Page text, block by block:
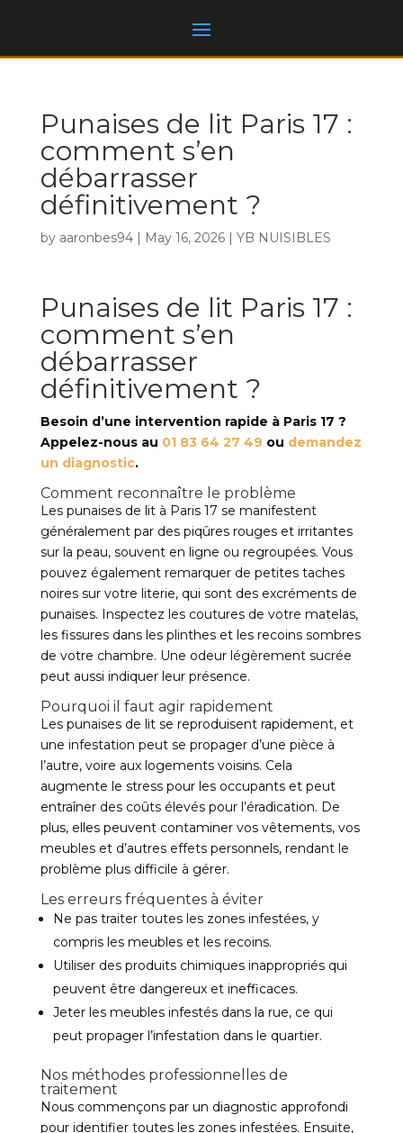
Punaises de lit Paris 17 :
comment s’en
débarrasser
définitivement ?
by aaronbes94| May 16, 2026| YB NUISIBLES
Punaises de lit Paris 17 :
comment s’en
débarrasser
définitivement ?
Besoin d’une intervention rapide à Paris 17 ?
Appelez-nous au 01 83 64 27 49 ou demandez
un diagnostic.
Comment reconnaître le problème
Les punaises de lit à Paris 17 se manifestent
généralement par des piqûres rouges et irritantes
sur la peau, souvent en ligne ou regroupées. Vous
pouvez également remarquer de petites taches
noires sur votre literie, qui sont des excréments de
punaises. Inspectez les coutures de votre matelas,
les fissures dans les plinthes et les recoins sombres
de votre chambre. Une odeur légèrement sucrée
peut aussi indiquer leur présence.
Pourquoi il faut agir rapidement
Les punaises de lit se reproduisent rapidement, et
une infestation peut se propager d’une pièce à
l’autre, voire aux logements voisins. Cela
augmente le stress pour les occupants et peut
entraîner des coûts élevés pour l’éradication. De
plus, elles peuvent contaminer vos vêtements, vos
meubles et d’autres effets personnels, rendant le
problème plus difficile à gérer.
Les erreurs fréquentes à éviter
Ne pas traiter toutes les zones infestées, y
compris les meubles et les recoins.
Utiliser des produits chimiques inappropriés qui
peuvent être dangereux et inefficaces.
Jeter les meubles infestés dans la rue, ce qui
peut propager l’infestation dans le quartier.
Nos méthodes professionnelles de
traitement
Nous commençons par un diagnostic approfondi
pour identifier toutes les zones infestées. Ensuite,